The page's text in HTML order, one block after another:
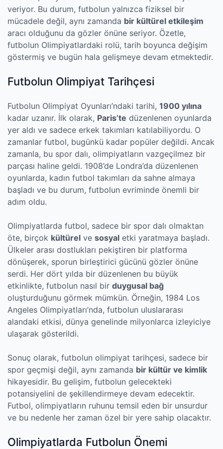
veriyor. Bu durum, futbolun yalnızca fiziksel bir
mücadele değil, aynı zamanda bir kültürel etkileşim
aracı olduğunu da gözler önüne seriyor. Özetle,
futbolun Olimpiyatlardaki rolü, tarih boyunca değişim
göstermiş ve bugün hala gelişmeye devam etmektedir.
Futbolun Olimpiyat Tarihçesi
Futbolun Olimpiyat Oyunları’ndaki tarihi, 1900 yılına
kadar uzanır. İlk olarak, Paris’te düzenlenen oyunlarda
yer aldı ve sadece erkek takımları katılabiliyordu. O
zamanlar futbol, bugünkü kadar popüler değildi. Ancak
zamanla, bu spor dalı, olimpiyatların vazgeçilmez bir
parçası haline geldi. 1908’de Londra’da düzenlenen
oyunlarda, kadın futbol takımları da sahne almaya
başladı ve bu durum, futbolun evriminde önemli bir
adım oldu.
Olimpiyatlarda futbol, sadece bir spor dalı olmaktan
öte, birçok kültürel ve sosyal etki yaratmaya başladı.
Ülkeler arası dostlukları pekiştiren bir platforma
dönüşerek, sporun birleştirici gücünü gözler önüne
serdi. Her dört yılda bir düzenlenen bu büyük
etkinlikte, futbolun nasıl bir duygusal bağ
oluşturduğunu görmek mümkün. Örneğin, 1984 Los
Angeles Olimpiyatları’nda, futbolun uluslararası
alandaki etkisi, dünya genelinde milyonlarca izleyiciye
ulaşarak gösterildi.
Sonuç olarak, futbolun olimpiyat tarihçesi, sadece bir
spor geçmişi değil, aynı zamanda bir kültür ve kimlik
hikayesidir. Bu gelişim, futbolun gelecekteki
potansiyelini de şekillendirmeye devam edecektir.
Futbol, olimpiyatların ruhunu temsil eden bir unsurdur
ve bu nedenle her zaman özel bir yere sahip olacaktır.
Olimpiyatlarda Futbolun Önemi